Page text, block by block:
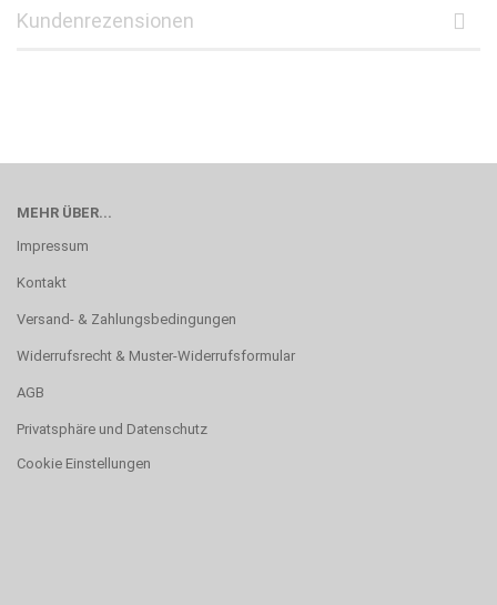
Kundenrezensionen
MEHR ÜBER...
Impressum
Kontakt
Versand- & Zahlungsbedingungen
Widerrufsrecht & Muster-Widerrufsformular
AGB
Privatsphäre und Datenschutz
Cookie Einstellungen